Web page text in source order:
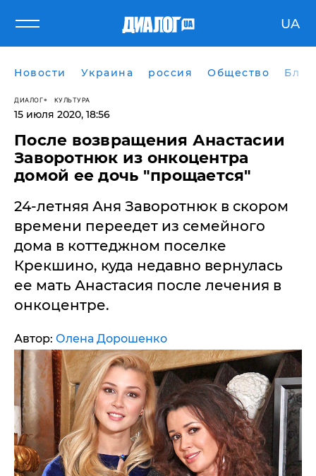
UA
Новости Украина россия Общество
ДИАЛОГ КУЛЬТУРА
15 июля 2020, 18:56
После возвращения Анастасии
Заворотнюк из онкоцентра
домой ее дочь "прощается"
24-летняя Аня Заворотнюк в скором
времени переедет из семейного
дома в коттеджном поселке
Крекшино, куда недавно вернулась
ее мать Анастасия после лечения в
онкоцентре.
Автор: Олена Дорошенко